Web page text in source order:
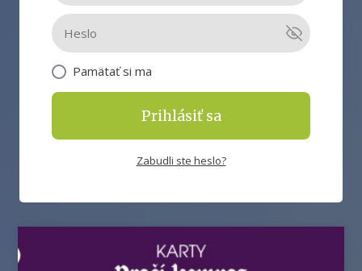
Pamätať si ma
Prihlásiť sa
Zabudli ste heslo?